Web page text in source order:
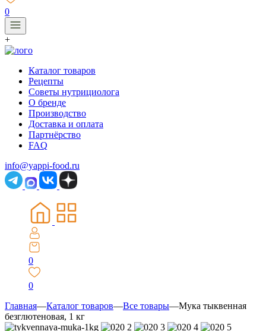
0
+
Каталог товаров
Рецепты
Советы нутрициолога
О бренде
Производство
Доставка и оплата
Партнёрство
FAQ
info@yappi-food.ru
0
0
Главная—Каталог товаров—Все товары—Мука тыквенная
безглютеновая, 1 кг